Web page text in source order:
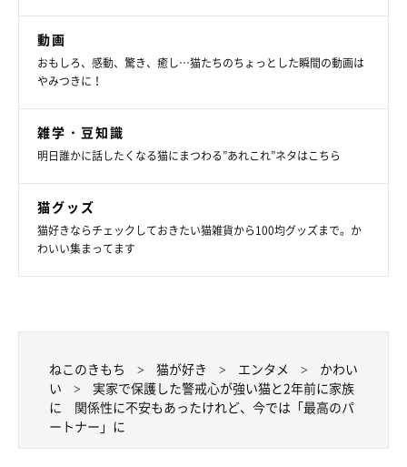
飼い主さんのそばでまったり。
@0715_chobinco
ちょびちゃんをお迎えしてからのことについて、飼い主さんは次
のように話しています。
飼い主さん：
「一緒に暮らし始めた次の日、私がおやつの『ちゅ〜る』をうま
く絞り出せずにいたら、痺れを切らしたちょびにシャーと言われ
にも慣れてくれて隣で寝てくれるまでになったんです。実家時代
を思い返しても、ちょびとこんなに仲良く暮らせていることが驚
きで、家族も喜んでくれていると思います」
動画
おもしろ、感動、驚き、癒し…猫たちのちょっとした瞬間の動画は
やみつきに！
雑学・豆知識
明日誰かに話したくなる猫にまつわる”あれこれ”ネタはこちら
猫グッズ
猫好きならチェックしておきたい猫雑貨から100均グッズまで。か
わいい集まってます
ねこのきもち 猫が好き エンタメ
かわい
い
実家で保護した警戒心が強い猫と2年前に家族
に 関係性に不安もあったけれど、今では「最高のパ
ートナー」に